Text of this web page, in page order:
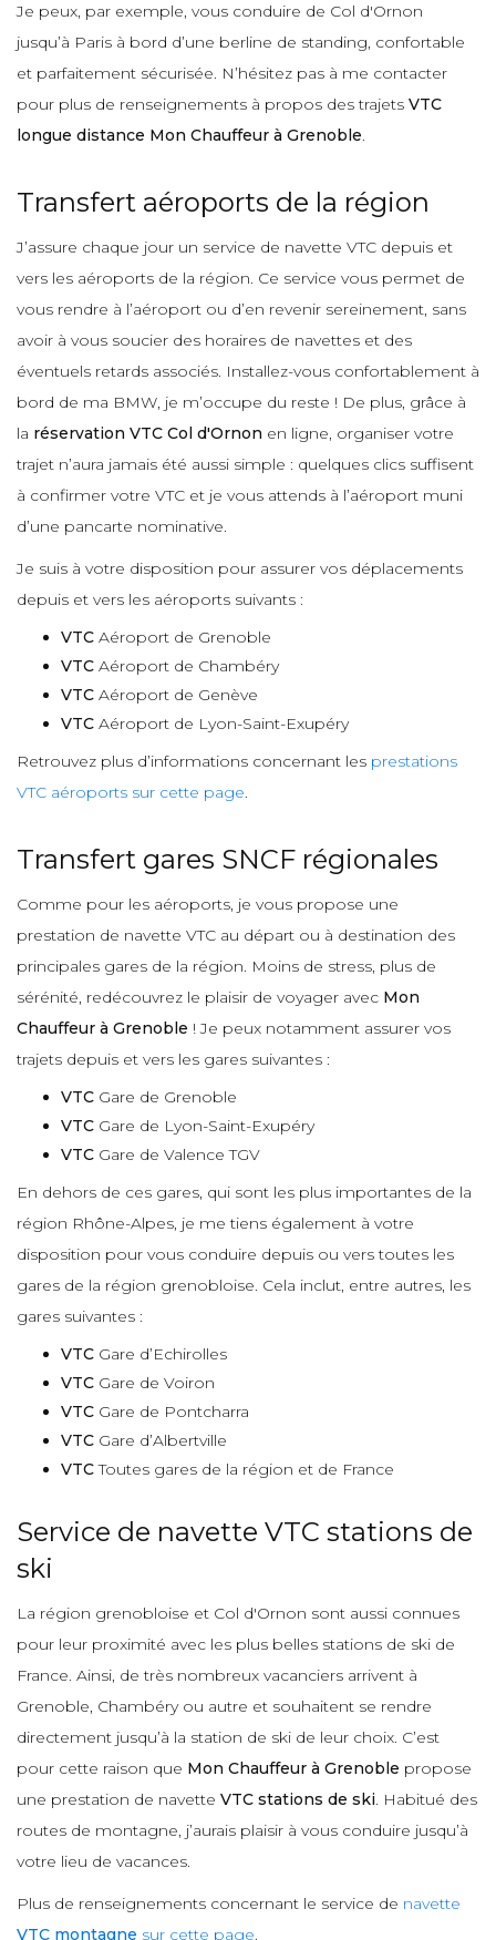
Je peux, par exemple, vous conduire de Col d'Ornon
jusqu’à Paris à bord d’une berline de standing, confortable
et parfaitement sécurisée. N’hésitez pas à me contacter
pour plus de renseignements à propos des trajets VTC
longue distance Mon Chauffeur à Grenoble.
Transfert aéroports de la région
J’assure chaque jour un service de navette VTC depuis et
vers les aéroports de la région. Ce service vous permet de
vous rendre à l’aéroport ou d’en revenir sereinement, sans
avoir à vous soucier des horaires de navettes et des
éventuels retards associés. Installez-vous confortablement à
bord de ma BMW, je m’occupe du reste ! De plus, grâce à
la réservation VTC Col d'Ornon en ligne, organiser votre
trajet n’aura jamais été aussi simple : quelques clics suffisent
à confirmer votre VTC et je vous attends à l’aéroport muni
d’une pancarte nominative.
Je suis à votre disposition pour assurer vos déplacements
depuis et vers les aéroports suivants :
VTC Aéroport de Grenoble
VTC Aéroport de Chambéry
VTC Aéroport de Genève
VTC Aéroport de Lyon-Saint-Exupéry
Retrouvez plus d’informations concernant les prestations
VTC aéroports sur cette page.
Transfert gares SNCF régionales
Comme pour les aéroports, je vous propose une
prestation de navette VTC au départ ou à destination des
principales gares de la région. Moins de stress, plus de
sérénité, redécouvrez le plaisir de voyager avec Mon
Chauffeur à Grenoble ! Je peux notamment assurer vos
trajets depuis et vers les gares suivantes :
VTC Gare de Grenoble
VTC Gare de Lyon-Saint-Exupéry
VTC Gare de Valence TGV
En dehors de ces gares, qui sont les plus importantes de la
région Rhône-Alpes, je me tiens également à votre
disposition pour vous conduire depuis ou vers toutes les
gares de la région grenobloise. Cela inclut, entre autres, les
gares suivantes :
VTC Gare d’Echirolles
VTC Gare de Voiron
VTC Gare de Pontcharra
VTC Gare d’Albertville
VTCToutes gares de la région et de France
Service de navette VTC stations de
ski
La région grenobloise et Col d'Ornon sont aussi connues
pour leur proximité avec les plus belles stations de ski de
France. Ainsi, de très nombreux vacanciers arrivent à
Grenoble, Chambéry ou autre et souhaitent se rendre
directement jusqu’à la station de ski de leur choix. C’est
pour cette raison que Mon Chauffeur à Grenoble propose
une prestation de navette VTC stations de ski. Habitué des
routes de montagne, j’aurais plaisir à vous conduire jusqu’à
votre lieu de vacances.
Plus de renseignements concernant le service de navette
VTC montagne sur cette page.